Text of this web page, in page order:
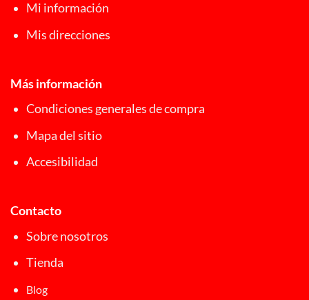
Mi información
Mis direcciones
Más información
Condiciones generales de compra
Mapa del sitio
Accesibilidad
Contacto
Sobre nosotros
Tienda
Blog